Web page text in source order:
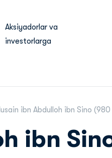
Aksiyadorlar va
investorlarga
ibn Abdulloh ibn Sino
ibn